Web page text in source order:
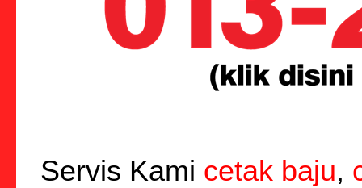
Servis Kami cetak baju,